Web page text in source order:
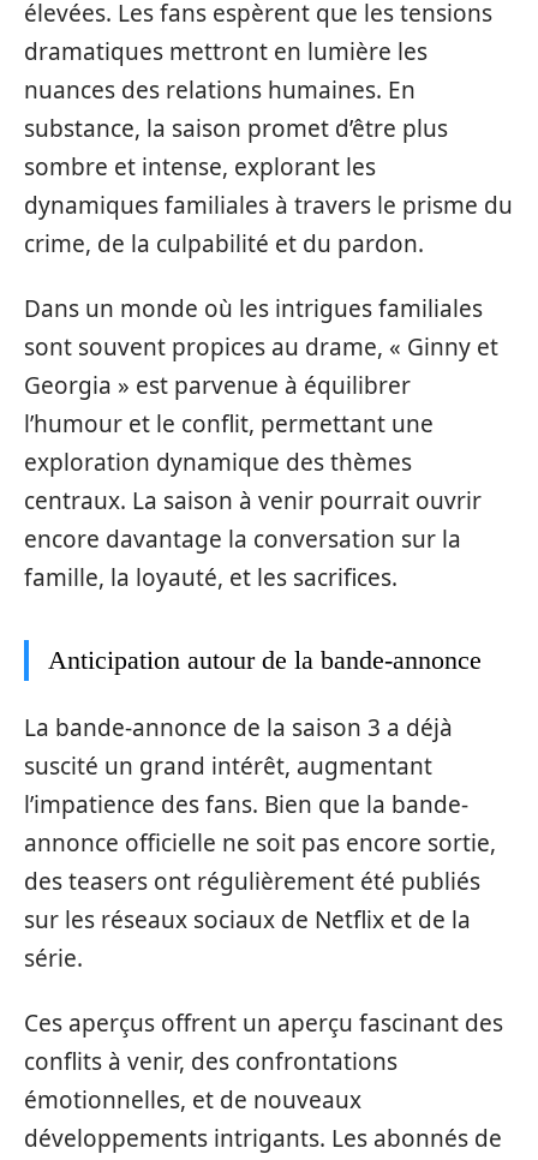
élevées. Les fans espèrent que les tensions
dramatiques mettront en lumière les
nuances des relations humaines. En
substance, la saison promet d’être plus
sombre et intense, explorant les
dynamiques familiales à travers le prisme du
crime, de la culpabilité et du pardon.
Dans un monde où les intrigues familiales
sont souvent propices au drame, « Ginny et
Georgia » est parvenue à équilibrer
l’humour et le conflit, permettant une
exploration dynamique des thèmes
centraux. La saison à venir pourrait ouvrir
encore davantage la conversation sur la
famille, la loyauté, et les sacrifices.
Anticipation autour de la bande-annonce
La bande-annonce de la saison 3 a déjà
suscité un grand intérêt, augmentant
l’impatience des fans. Bien que la bande-
annonce officielle ne soit pas encore sortie,
des teasers ont régulièrement été publiés
sur les réseaux sociaux de Netflix et de la
série.
Ces aperçus offrent un aperçu fascinant des
conflits à venir, des confrontations
émotionnelles, et de nouveaux
développements intrigants. Les abonnés de